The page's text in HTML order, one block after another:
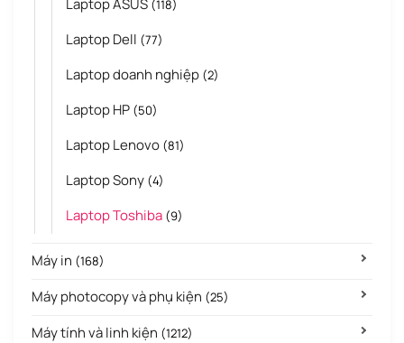
Laptop ASUS (118)
Laptop Dell (77)
Laptop doanh nghiệp (2)
Laptop HP (50)
Laptop Lenovo (81)
Laptop Sony (4)
Laptop Toshiba (9)
Máy in (168)
Máy photocopy và phụ kiện (25)
Máy tính và linh kiện (1212)